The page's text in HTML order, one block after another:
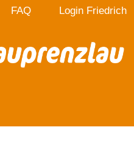
FAQ Login Friedrich